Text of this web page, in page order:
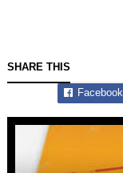
SHARE THIS
Facebook